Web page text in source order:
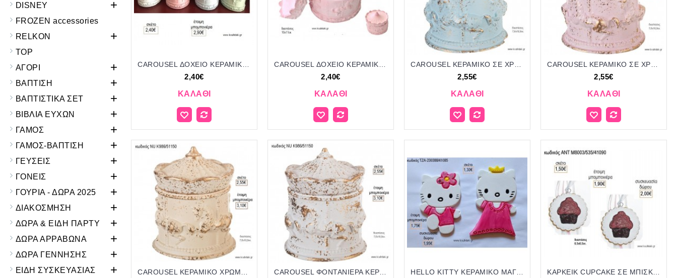
DISNEY
+
FROZEN accessories
RELKON
+
TOP
ΑΓΟΡΙ
+
ΒΑΠΤΙΣΗ +
ΒΑΠΤΙΣΤΙΚΑ ΣΕΤ +
ΒΙΒΛΙΑ ΕΥΧΩΝ +
ΓΑΜΟΣ +
ΓΑΜΟΣ-ΒΑΠΤΙΣΗ +
ΓΕΥΣΕΙΣ +
ΓΟΝΕΙΣ +
ΓΟΥΡΙΑ - ΔΩΡΑ 2025 +
ΔΙΑΚΟΣΜΗΣΗ +
ΔΩΡΑ & ΕΙΔΗ ΠΑΡΤΥ +
ΔΩΡΑ ΑΡΡΑΒΩΝΑ +
ΔΩΡΑ ΓΕΝΝΗΣΗΣ +
ΕΙΔΗ ΣΥΣΚΕΥΑΣΙΑΣ +
2,40€
ΚΑΛΆΘΙ
2,40€
ΚΑΛΆΘΙ
2,55€
ΚΑΛΆΘΙ
2,55€
ΚΑΛΆΘΙ
CAROUSEL ΦΟΝΤΑΝΙΕΡΑ ΚΕΡΑΜΙΚΗ για μπομπονιέρες γούρι δώρο NU-K986/51150 2.55€!!!